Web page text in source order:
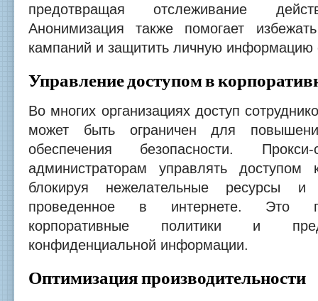
предотвращая отслеживание
Анонимизация также помогает
кампаний и защитить личную
Управление доступом в
Во многих организациях доступ
может быть ограничен для
обеспечения безопасности.
администраторам управлять
блокируя нежелательные ресурсы и
проведенное в интернете. Это
корпоративные политики и
конфиденциальной информации.
Оптимизация производительности